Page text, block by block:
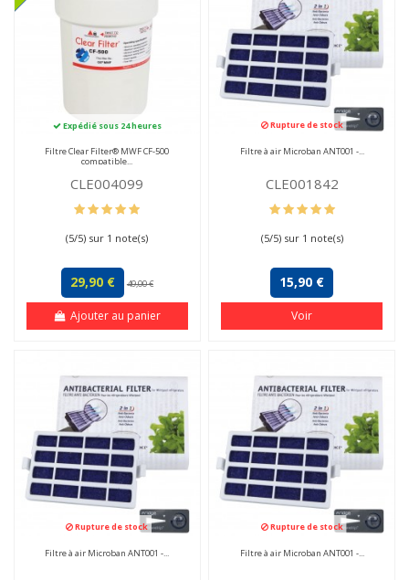
Expédié sous 24 heures
Filtre Clear Filter® MWF CF-500
compatible...
CLE004099
(5/5) sur 1 note(s)
29,90 € 49,00 €
Ajouter au panier
Rupture de stock
Filtre à air Microban ANT001 -...
CLE001842
(5/5) sur 1 note(s)
15,90 €
Voir
Rupture de stock
Filtre à air Microban ANT001 -...
Rupture de stock
Filtre à air Microban ANT001 -...